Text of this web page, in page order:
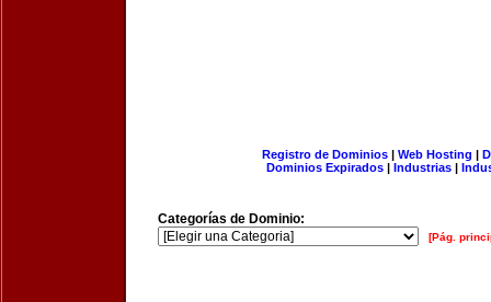
Registro de Dominios| Web Hosting |
Dominios Expirados | Industrias |
Categorías de Dominio:
[Pág.